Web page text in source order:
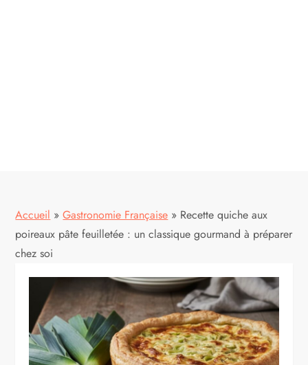
Accueil » Gastronomie Française » Recette quiche aux
poireaux pâte feuilletée : un classique gourmand à préparer
chez soi